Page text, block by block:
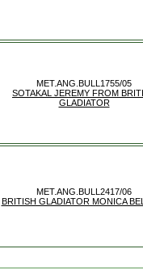
MET.ANG.BULL1755/05
SOTAKAL JEREMY FROM
GLADIATOR
MET.ANG.BULL2417/06
BRITISH GLADIATOR MONICA